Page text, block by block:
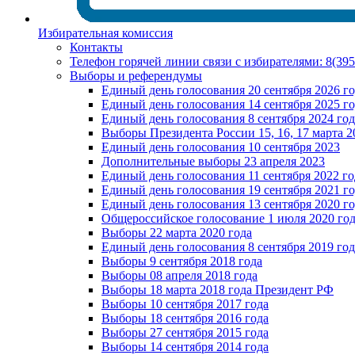
Избирательная комиссия
Контакты
Телефон горячей линии связи с избирателями:
Выборы и референдумы
Единый день голосования 20 сентября 2026
Единый день голосования 14 сентября 2025
Единый день голосования 8 сентября 2024
Выборы Президента России 15, 16, 17 марта
Единый день голосования 10 сентября 2023
Дополнительные выборы 23 апреля 2023
Единый день голосования 11 сентября 2022
Единый день голосования 19 сентября 2021
Единый день голосования 13 сентября 2020
Общероссийское голосование 1 июля 2020
Выборы 22 марта 2020 года
Единый день голосования 8 сентября 2019
Выборы 9 сентября 2018 года
Выборы 08 апреля 2018 года
Выборы 18 марта 2018 года Президент РФ
Выборы 10 сентября 2017 года
Выборы 18 сентября 2016 года
Выборы 27 сентября 2015 года
Выборы 14 сентября 2014 года